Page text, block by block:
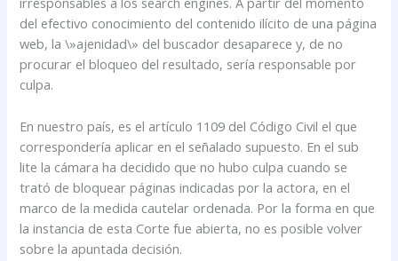
del efectivo conocimiento del contenido ilícito de una página
web, la \»ajenidad\» del buscador desaparece y, de no
procurar el bloqueo del resultado, sería responsable por
culpa.
En nuestro país, es el artículo 1109 del Código Civil el que
correspondería aplicar en el señalado supuesto. En el sub
lite la cámara ha decidido que no hubo culpa cuando se
trató de bloquear páginas indicadas por la actora, en el
marco de la medida cautelar ordenada. Por la forma en que
la instancia de esta Corte fue abierta, no es posible volver
sobre la apuntada decisión.